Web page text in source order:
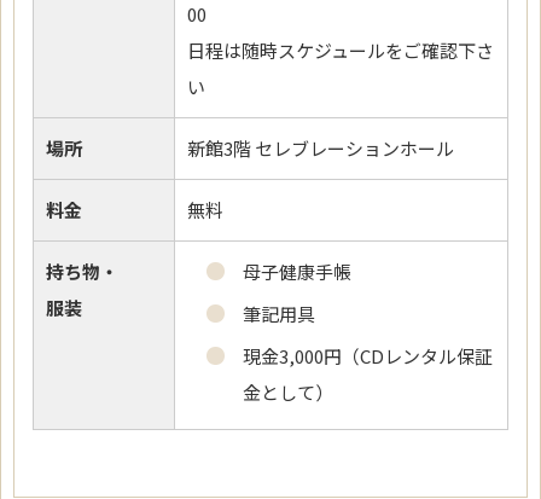
00
日程は随時スケジュールをご確認下さ
い
場所 新館3階 セレブレーションホール
料金 無料
持ち物・
服装
母子健康手帳
筆記用具
現金3,000円（CDレンタル保証
金として）